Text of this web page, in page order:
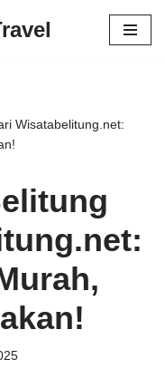
Wisatabelitung.net: